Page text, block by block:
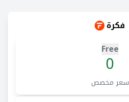
فكرة
Free
0
سعر مخصص